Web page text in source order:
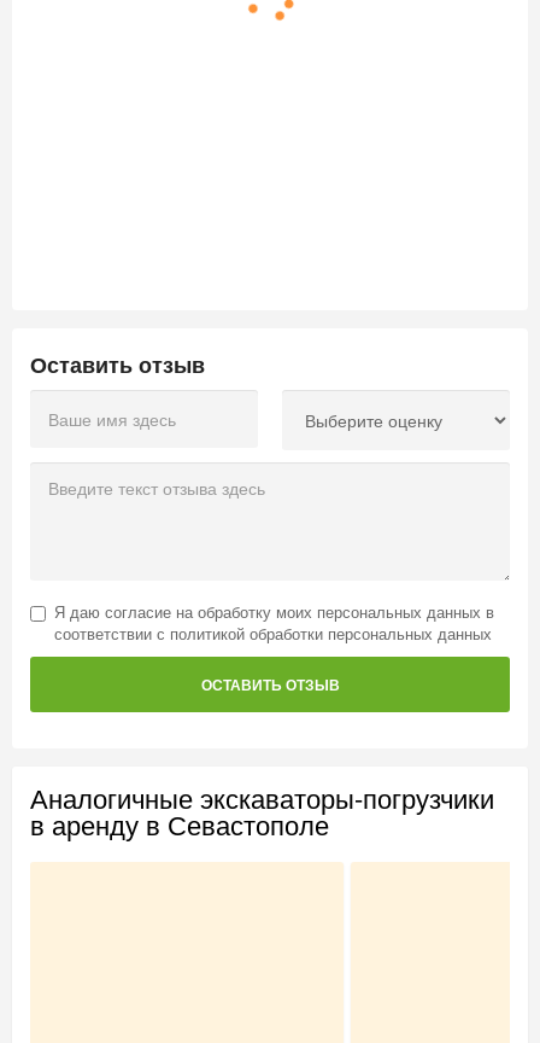
Оставить отзыв
Я даю согласие на обработку моих персональных данных в
соответствии с политикой обработки персональных данных
ОСТАВИТЬ ОТЗЫВ
Аналогичные экскаваторы-погрузчики
в аренду в Севастополе